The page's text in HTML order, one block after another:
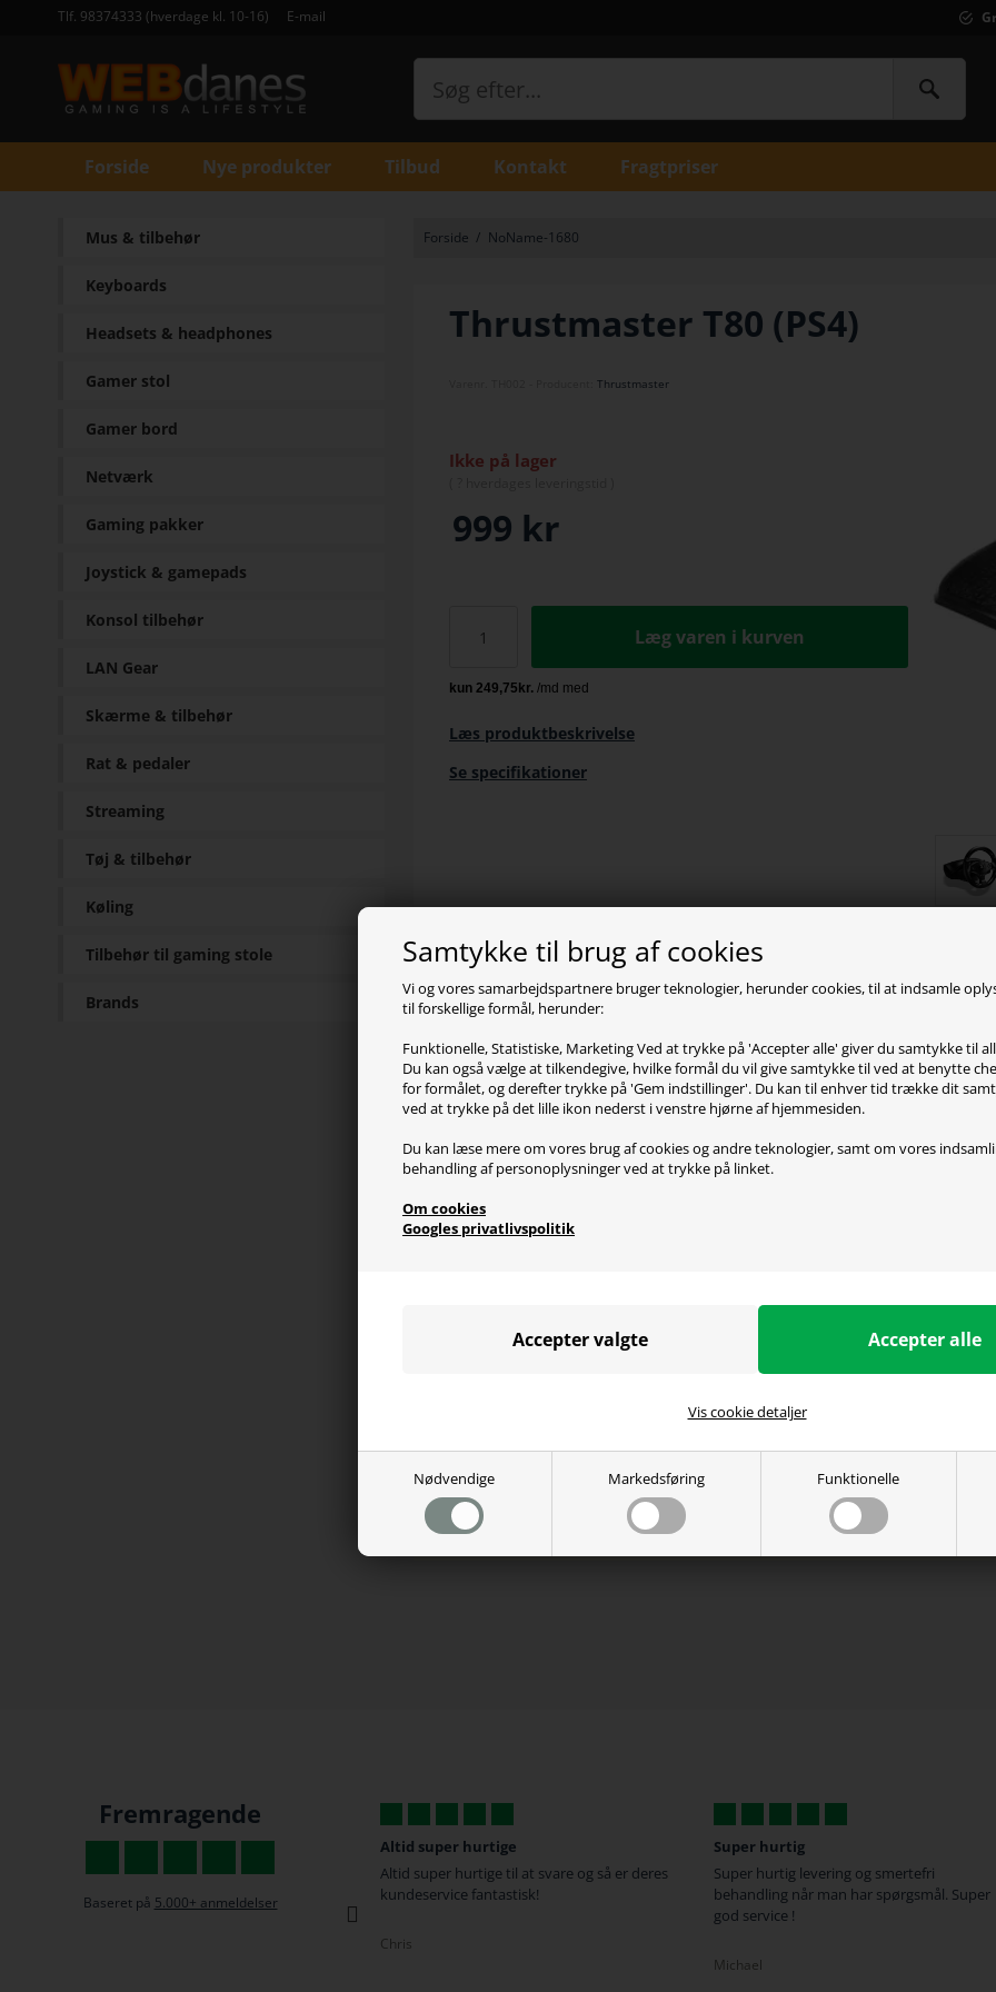
Samtykke til brug af cookies
Vi og vores samarbejdspartnere bruger teknologier, herunder cookies, til at indsamle
til forskellige formål, herunder:
Funktionelle, Statistiske, Marketing Ved at trykke på 'Accepter alle' giver du samtykke til
Du kan også vælge at tilkendegive, hvilke formål du vil give samtykke til ved at benytte
for formålet, og derefter trykke på 'Gem indstillinger'. Du kan til enhver tid trække dit
ved at trykke på det lille ikon nederst i venstre hjørne af hjemmesiden.
Du kan læse mere om vores brug af cookies og andre teknologier, samt om vores
behandling af personoplysninger ved at trykke på linket.
Om cookies
Googles privatlivspolitik
Nødvendige Markedsføring Funktionelle
Vis cookie detaljer
Tlf. 98374333 (hverdage kl. 10-16) E-mail
Forside Nye produkter Tilbud Kontakt Fragtpriser
Forside / NoName-1680
Thrustmaster T80 (PS4)
Thrustmaster
Ikke på lager
999 kr
Læg varen i kurven
Læs produktbeskrivelse
Se specifikationer
Produktbeskrivelse
T80 giver en meget realistisk oplevelse i alle bilspil. Rattet er
gør det muligt at lave lynhurtige gearskift. Rattet er belagt med
Thrustmaster bungee cord til at give en mere realistisk
ekstra bred fodstøtte, hver pedals vinkel kan justeres, og
trykker på den.
- Rattet er gummibelagt.
- 2 store paddel gearskiftere er monteret bag på rattet.
- Hver pedals vinkel kan justeres.
Mus & tilbehør
Keyboards
Headsets & headphones
Gamer stol
Gamer bord
Netværk
Gaming pakker
Joystick & gamepads
Konsol tilbehør
LAN Gear
Skærme & tilbehør
Rat & pedaler
Streaming
Tøj & tilbehør
Køling
Tilbehør til gaming stole
Brands
Fremragende
Baseret på 5.000+ anmeldelser
Fede produkter...
fede produkter til en rigtig god pris, super
hurtig levering
Altid super hurtige
Altid super hurtige til at svare og så er deres
kundeservice fantastisk!
Chris
Super hurtig
Super hurtig levering og smertefri
behandling når man har spørgsmål. Super
god service !
Michael